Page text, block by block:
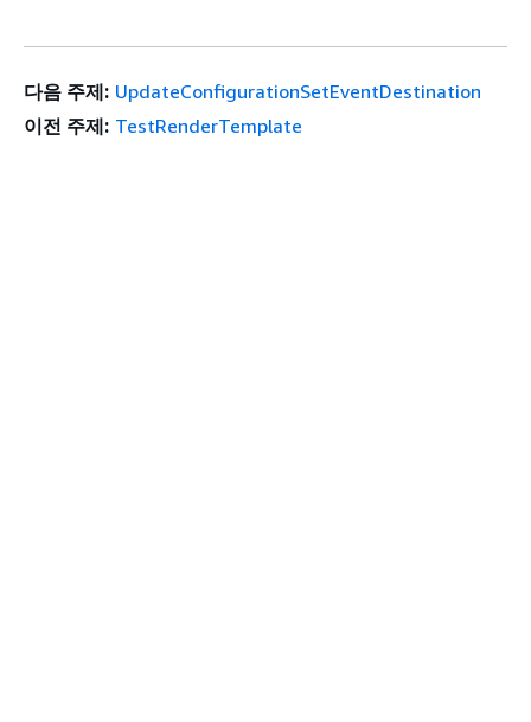
다음 주제: UpdateConfigurationSetEventDestination
이전 주제: TestRenderTemplate